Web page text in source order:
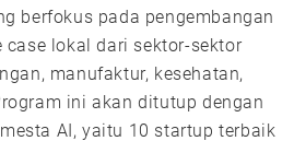
berfokus pada pengembangan
case lokal dari sektor-sektor
manufaktur, kesehatan,
ini akan ditutup dengan
AI, yaitu 10 startup terbaik